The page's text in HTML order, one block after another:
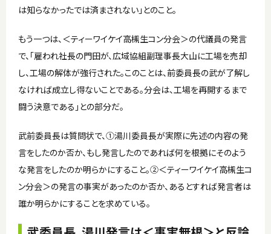
は知らなかったでは済まされない」とのこと。
もう一つは、＜ティーワイケイ高槻生コン分会＞の代議員の発言
で、「雇われ社長の門田が、広域協組副理事長大山に工場を売却
し、工場の解体が強行された。このことは、前委員長の武が了解し
なければ成立し得ないことである。分会は、工場を再開するまで
闘う決意である」との部分だ。
武前委員長は質問状で、➀湯川委員長が実際に先述の内容の発
言をしたのか否か、もし発言したのであれば何を根拠にそのよう
な発言をしたのか明らかにすること。➁＜ティーワイケイ高槻生コ
ン分会＞の発言の事実があったのか否か、あるとすれば発言者は
誰か明らかにすることを求めている。